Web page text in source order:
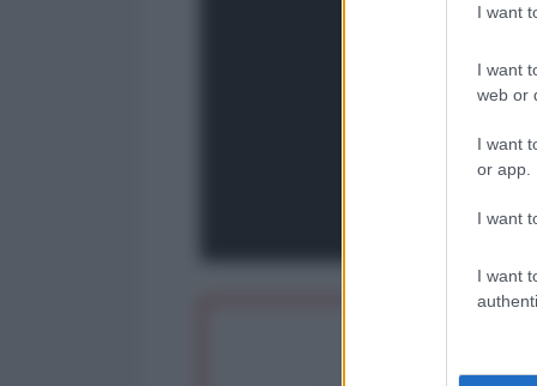
I want
I want
web or
I want
or app.
I want
I want